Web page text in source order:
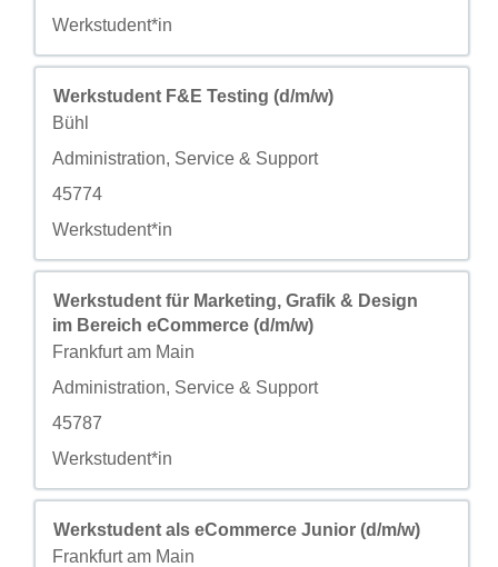
自定义字段 4
Werkstudent*in
职务
Werkstudent F&E Testing (d/m/w)
城市
Bühl
自定义字段 2
Administration, Service & Support
自定义字段 3
45774
自定义字段 4
Werkstudent*in
使用空格键进行选择以查看职位信息的完整内容。
职务
Werkstudent für Marketing, Grafik & Design
im Bereich eCommerce (d/m/w)
城市
Frankfurt am Main
自定义字段 2
Administration, Service & Support
自定义字段 3
45787
自定义字段 4
Werkstudent*in
使用空格键进行选择以查看职位信息的完整内容。
职务
Werkstudent als eCommerce Junior (d/m/w)
城市
Frankfurt am Main
使用空格键进行选择以查看职位信息的完整内容。